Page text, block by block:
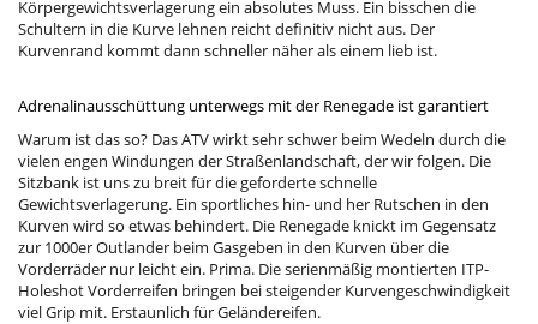
Körpergewichtsverlagerung ein absolutes Muss. Ein bisschen die
Schultern in die Kurve lehnen reicht definitiv nicht aus. Der
Kurvenrand kommt dann schneller näher als einem lieb ist.
Adrenalinausschüttung unterwegs mit der Renegade ist garantiert
Warum ist das so? Das ATV wirkt sehr schwer beim Wedeln durch die
vielen engen Windungen der Straßenlandschaft, der wir folgen. Die
Sitzbank ist uns zu breit für die geforderte schnelle
Gewichtsverlagerung. Ein sportliches hin- und her Rutschen in den
Kurven wird so etwas behindert. Die Renegade knickt im Gegensatz
zur 1000er Outlander beim Gasgeben in den Kurven über die
Vorderräder nur leicht ein. Prima. Die serienmäßig montierten ITP-
Holeshot Vorderreifen bringen bei steigender Kurvengeschwindigkeit
viel Grip mit. Erstaunlich für Geländereifen.